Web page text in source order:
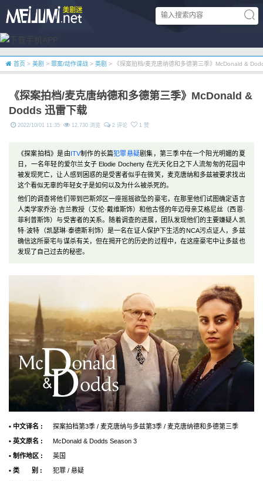
首页 > 美剧 > 罪案/动作谍战 > 英剧 > 《探案拍档/麦克唐纳德和多德第三季》McDonald &
《探案拍档/麦克唐纳德和多德第三季》McDonald &
Dodds 迅雷下载
2022/10/01 11:35 12,730 浏览 2 评论 1 赞
《探案拍档》是由ITV制作的长篇犯罪悬疑剧集，第三季中在一个阳光明媚的夏
日，一名年轻的爱尔兰女子 Elodie Docherty 在光天化日之下人流匆匆的花园中
被发现死亡，让人感到困惑的是受害者似乎在微笑，麦克唐纳和多兹被要求找出
这个看似无辜的年轻女子是如何以及为什么被杀死的。
他们的调查将他们带到巴斯郊区一座摇摇欲坠的豪宅，在那里他们试图确定语言
人类学家乔治·吉兰教授（艾伦·戴维斯饰）和他古怪的年迈母亲艾格尼丝（西恩·
菲利普斯饰）与受害者的关系。随着调查的进展，团队发现他们的主要嫌疑人凯
特·波特（凯瑟琳·泰德斯利饰）是一名在证人保护下生活的NCA污点证人，多兹
确信这所豪宅与谋杀有关，但在揭开它的历史的过程中，在这座豪宅中让多兹也
发现了自己过去的秘密。
• 中文译名 : 探案拍档第3季 / 麦克唐纳与多兹第3季 / 麦克唐纳德和多德第三季
• 英文原名 : McDonald & Dodds Season 3
• 制作地区 : 英国
• 类 别 : 犯罪 / 悬疑